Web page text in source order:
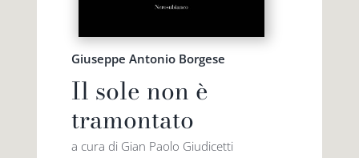
Giuseppe Antonio Borgese
Il sole non è
tramontato
a cura di Gian Paolo Giudicetti